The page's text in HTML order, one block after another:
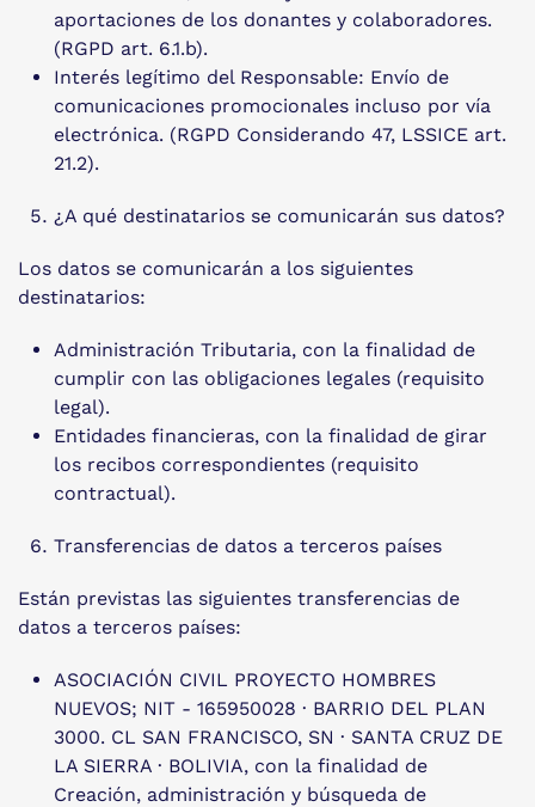
aportaciones de los donantes y colaboradores.
(RGPD art. 6.1.b).
Interés legítimo del Responsable: Envío de
comunicaciones promocionales incluso por vía
electrónica. (RGPD Considerando 47, LSSICE art.
21.2).
¿A qué destinatarios se comunicarán sus datos?
Los datos se comunicarán a los siguientes
destinatarios:
Administración Tributaria, con la finalidad de
cumplir con las obligaciones legales (requisito
legal).
Entidades financieras, con la finalidad de girar
los recibos correspondientes (requisito
contractual).
Transferencias de datos a terceros países
Están previstas las siguientes transferencias de
datos a terceros países:
ASOCIACIÓN CIVIL PROYECTO HOMBRES
NUEVOS; NIT - 165950028 · BARRIO DEL PLAN
3000. CL SAN FRANCISCO, SN · SANTA CRUZ DE
LA SIERRA · BOLIVIA, con la finalidad de
Creación, administración y búsqueda de